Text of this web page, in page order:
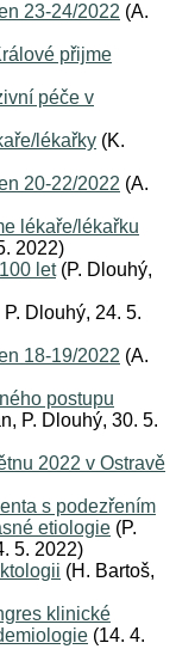
23-24/2022 (A.
přijme
péče v
lékařky (K.
20-22/2022 (A.
lékaře/lékařku
2022)
let(P. Dlouhý,
P. Dlouhý, 24. 5.
18-19/2022 (A.
postupu
P. Dlouhý, 30. 5.
2022 v Ostravě
s podezřením
etiologie (P.
5. 2022)
(H. Bartoš,
klinické
(14. 4.